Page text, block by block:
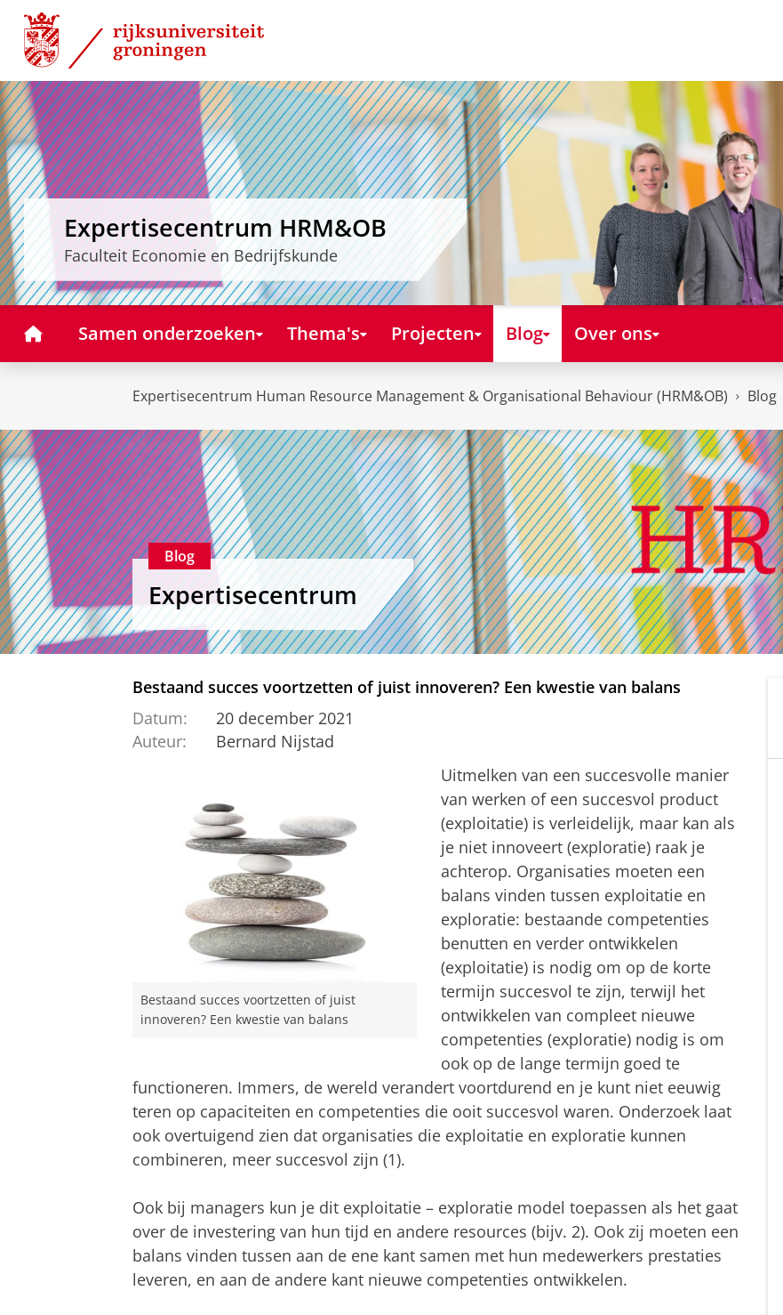
Skip
Content
Skip
Navigation
Expertisecentrum HRM&OB
Faculteit Economie en Bedrijfskunde
HomeSamen onderzoeken Thema's Projecten Blog Over ons
Expertisecentrum Human Resource Management & Organisational Behaviour (HRM&OB) Blog
Blog
Expertisecentrum
Bestaand succes voortzetten of juist innoveren? Een kwestie van balans
Datum:
20 december 2021
Auteur:
Bernard Nijstad
Bestaand succes voortzetten of juist
innoveren? Een kwestie van balans
Uitmelken van een succesvolle manier
van werken of een succesvol product
(exploitatie) is verleidelijk, maar kan als
je niet innoveert (exploratie) raak je
achterop. Organisaties moeten een
balans vinden tussen exploitatie en
exploratie: bestaande competenties
benutten en verder ontwikkelen
(exploitatie) is nodig om op de korte
termijn succesvol te zijn, terwijl het
ontwikkelen van compleet nieuwe
competenties (exploratie) nodig is om
ook op de lange termijn goed te
functioneren. Immers, de wereld verandert voortdurend en je kunt niet eeuwig
teren op capaciteiten en competenties die ooit succesvol waren. Onderzoek laat
ook overtuigend zien dat organisaties die exploitatie en exploratie kunnen
combineren, meer succesvol zijn (1).
Ook bij managers kun je dit exploitatie – exploratie model toepassen als het gaat
over de investering van hun tijd en andere resources (bijv. 2). Ook zij moeten een
balans vinden tussen aan de ene kant samen met hun medewerkers prestaties
leveren, en aan de andere kant nieuwe competenties ontwikkelen.